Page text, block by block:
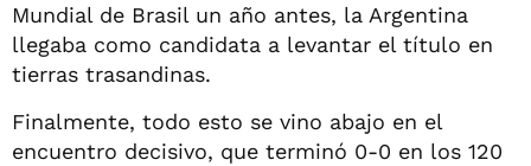
Mundial de Brasil un año antes, la Argentina
llegaba como candidata a levantar el título en
tierras trasandinas.
Finalmente, todo esto se vino abajo en el
encuentro decisivo, que terminó 0-0 en los 120